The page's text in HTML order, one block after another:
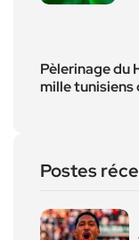
Pèlerinage du
mille tunisiens
Postes